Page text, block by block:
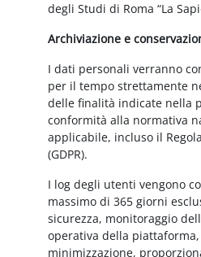
degli Studi di Roma “La
Archiviazione e
I dati personali verranno
per il tempo strettamente
delle finalità indicate nella
conformità alla normativa
applicabile, incluso il
(GDPR).
I log degli utenti vengono
massimo di 365 giorni
sicurezza, monitoraggio
operativa della
minimizzazione,